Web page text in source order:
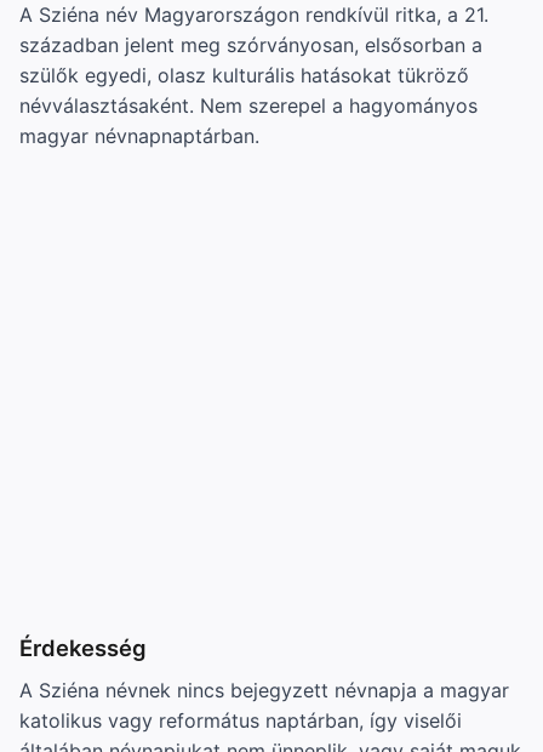
A Sziéna név Magyarországon rendkívül ritka, a 21.
században jelent meg szórványosan, elsősorban a
szülők egyedi, olasz kulturális hatásokat tükröző
névválasztásaként. Nem szerepel a hagyományos
magyar névnapnaptárban.
Érdekesség
A Sziéna névnek nincs bejegyzett névnapja a magyar
katolikus vagy református naptárban, így viselői